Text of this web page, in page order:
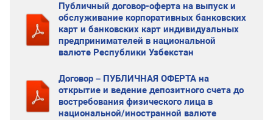
Публичный договор-оферта на выпуск и
обслуживание корпоративных банковских
карт и банковских карт индивидуальных
предпринимателей в национальной
валюте Республики Узбекстан
Договор – ПУБЛИЧНАЯ ОФЕРТА на
открытие и ведение депозитного счета до
востребования физического лица в
национальной/иностранной валюте